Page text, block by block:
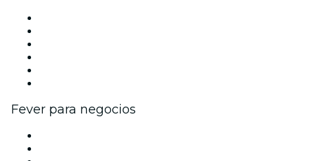
Fever para negocios